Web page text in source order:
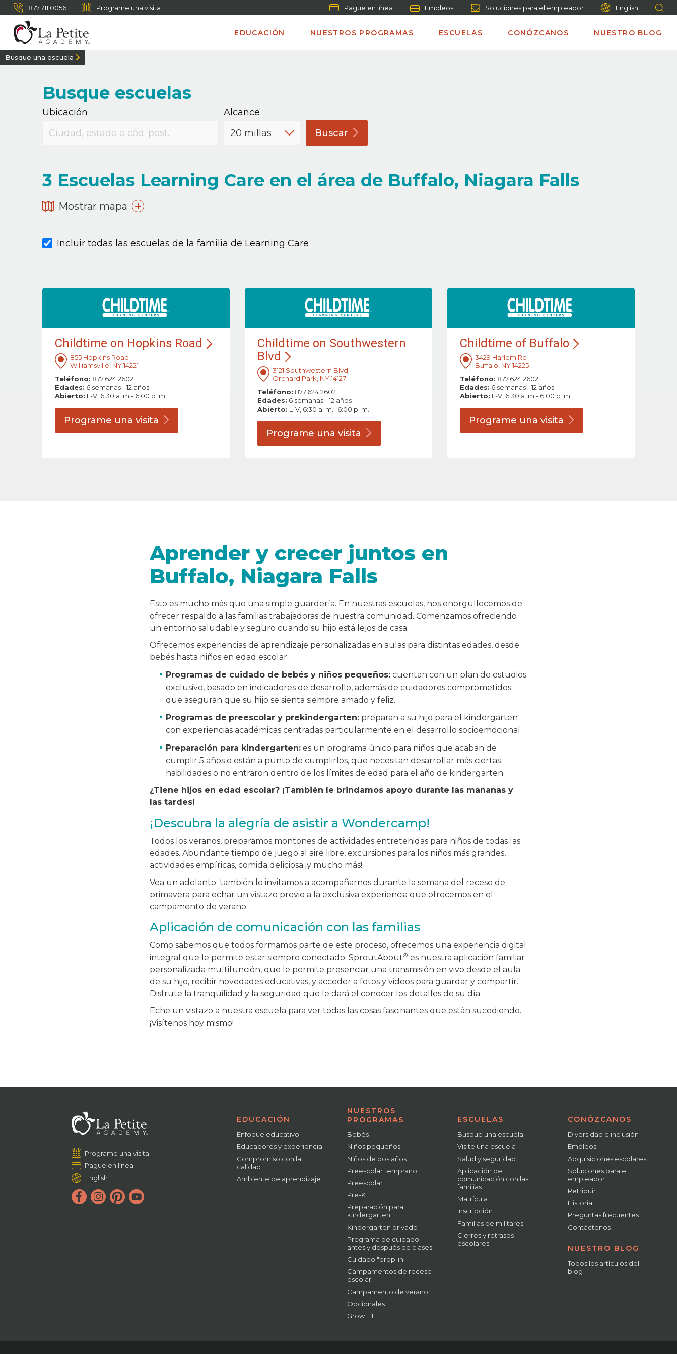
877.711.0056 Programe una visita Pague en línea Empleos Soluciones para el empleador English
EDUCACIÓN NUESTROS PROGRAMAS ESCUELAS CONÓZCANOS NUESTRO BLOG
Busque una escuela
Busque escuelas
Ubicación
Alcance
Buscar
3 Escuelas Learning Care en el área de Buffalo, Niagara Falls
Mostrar mapa
Incluir todas las escuelas de la familia de Learning Care
Childtime on Hopkins Road
855 Hopkins Road
Williamsville, NY 14221
Teléfono: 877.624.2602
Edades: 6 semanas - 12 años
Abierto: L-V, 6:30 a. m.- 6:00 p. m.
Programe una visita
Childtime on Southwestern
Blvd
3121 Southwestern Blvd
Orchard Park, NY 14127
Teléfono: 877.624.2602
Edades: 6 semanas - 12 años
Abierto: L-V, 6:30 a. m.- 6:00 p. m.
Programe una visita
Childtime of Buffalo
3429 Harlem Rd
Buffalo, NY 14225
Teléfono: 877.624.2602
Edades: 6 semanas - 12 años
Abierto: L-V, 6:30 a. m.- 6:00 p. m.
Programe una visita
Aprender y crecer juntos en
Buffalo, Niagara Falls
Esto es mucho más que una simple guardería. En nuestras escuelas, nos enorgullecemos de
ofrecer respaldo a las familias trabajadoras de nuestra comunidad. Comenzamos ofreciendo
un entorno saludable y seguro cuando su hijo está lejos de casa.
Ofrecemos experiencias de aprendizaje personalizadas en aulas para distintas edades, desde
bebés hasta niños en edad escolar.
Programas de cuidado de bebés y niños pequeños: cuentan con un plan de estudios
exclusivo, basado en indicadores de desarrollo, además de cuidadores comprometidos
que aseguran que su hijo se sienta siempre amado y feliz.
Programas de preescolar y prekindergarten: preparan a su hijo para el kindergarten
con experiencias académicas centradas particularmente en el desarrollo socioemocional.
Preparación para kindergarten: es un programa único para niños que acaban de
cumplir 5 años o están a punto de cumplirlos, que necesitan desarrollar más ciertas
habilidades o no entraron dentro de los límites de edad para el año de kindergarten.
¿Tiene hijos en edad escolar? ¡También le brindamos apoyo durante las mañanas y
las tardes!
¡Descubra la alegría de asistir a Wondercamp!
Todos los veranos, preparamos montones de actividades entretenidas para niños de todas las
edades. Abundante tiempo de juego al aire libre, excursiones para los niños más grandes,
actividades empíricas, comida deliciosa ¡y mucho más!
Vea un adelanto: también lo invitamos a acompañarnos durante la semana del receso de
primavera para echar un vistazo previo a la exclusiva experiencia que ofrecemos en el
campamento de verano.
Aplicación de comunicación con las familias
Como sabemos que todos formamos parte de este proceso, ofrecemos una experiencia digital
integral que le permite estar siempre conectado. SproutAbout® es nuestra aplicación familiar
personalizada multifunción, que le permite presenciar una transmisión en vivo desde el aula
de su hijo, recibir novedades educativas, y acceder a fotos y videos para guardar y compartir.
Disfrute la tranquilidad y la seguridad que le dará el conocer los detalles de su día.
Eche un vistazo a nuestra escuela para ver todas las cosas fascinantes que están sucediendo.
¡Visítenos hoy mismo!
Programe una visita
Pague en línea
English
EDUCACIÓN
Enfoque educativo
Educadores y experiencia
Compromiso con la
calidad
Ambiente de aprendizaje
NUESTROS
PROGRAMAS
Bebés
Niños pequeños
Niños de dos años
Preescolar temprano
Preescolar
Pre-K
Preparación para
kindergarten
Kindergarten privado
Programa de cuidado
antes y después de clases
Cuidado "drop-in"
Campamentos de receso
escolar
Campamento de verano
Opcionales
Grow Fit
ESCUELAS
Busque una escuela
Visite una escuela
Salud y seguridad
Aplicación de
comunicación con las
familias
Matrícula
Inscripción
Familias de militares
Cierres y retrasos
escolares
CONÓZCANOS
Diversidad e inclusión
Empleos
Adquisiciones escolares
Soluciones para el
empleador
Retribuir
Historia
Preguntas frecuentes
Contáctenos
NUESTRO BLOG
Todos los artículos del
blog